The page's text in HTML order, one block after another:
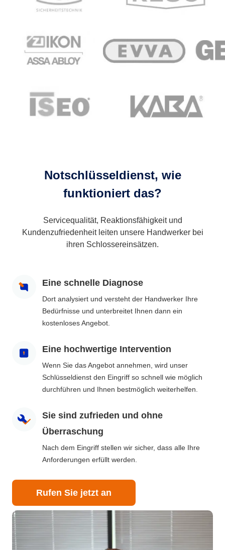
Notschlüsseldienst, wie
funktioniert das?
Servicequalität, Reaktionsfähigkeit und
Kundenzufriedenheit leiten unsere Handwerker bei
ihren Schlossereinsätzen.
Eine schnelle Diagnose
Dort analysiert und versteht der Handwerker Ihre
Bedürfnisse und unterbreitet Ihnen dann ein
kostenloses Angebot.
Eine hochwertige Intervention
Wenn Sie das Angebot annehmen, wird unser
Schlüsseldienst den Eingriff so schnell wie möglich
durchführen und Ihnen bestmöglich weiterhelfen.
Sie sind zufrieden und ohne
Überraschung
Nach dem Eingriff stellen wir sicher, dass alle Ihre
Anforderungen erfüllt werden.
Rufen Sie jetzt an